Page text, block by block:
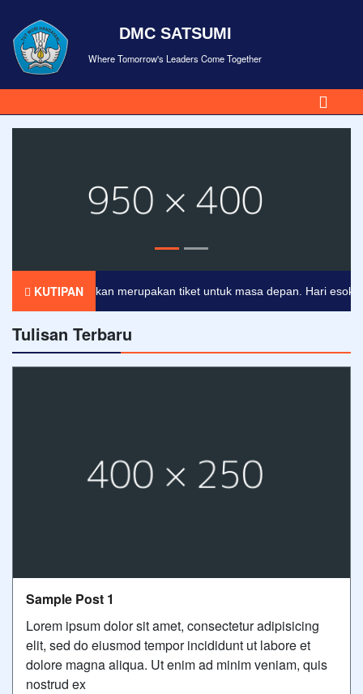
DMC SATSUMI
Where Tomorrow's Leaders Come Together
KUTIPAN
Pendidikan merupakan tiket untuk masa depan. Hari esok
Tulisan Terbaru
Sample Post 1
Lorem ipsum dolor sit amet, consectetur adipisicing
elit, sed do eiusmod tempor incididunt ut labore et
dolore magna aliqua. Ut enim ad minim veniam, quis
nostrud ex